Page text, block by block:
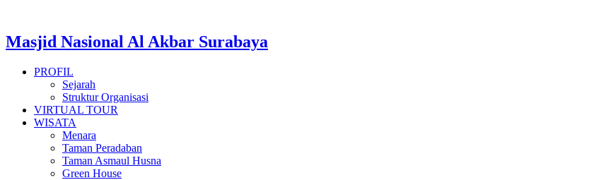
Masjid Nasional Al Akbar Surabaya
PROFIL
Sejarah
Struktur Organisasi
VIRTUAL TOUR
WISATA
Menara
Taman Peradaban
Taman Asmaul Husna
Green House